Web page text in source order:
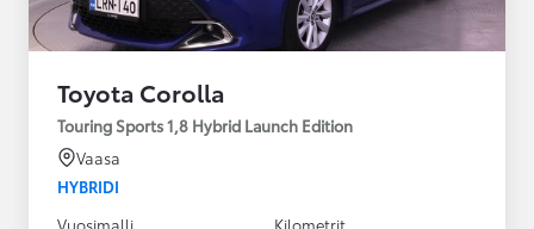
Toyota Corolla
Touring Sports 1,8 Hybrid Launch Edition
Vaasa
HYBRIDI
Vuosimalli
Kilometrit